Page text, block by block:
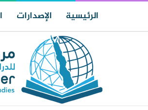
الرئيسية الإصدارات